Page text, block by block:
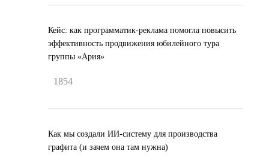
Кейс: как программатик-реклама помогла повысить
эффективность продвижения юбилейного тура
группы «Ария»
1854
Как мы создали ИИ-систему для производства
графита (и зачем она там нужна)